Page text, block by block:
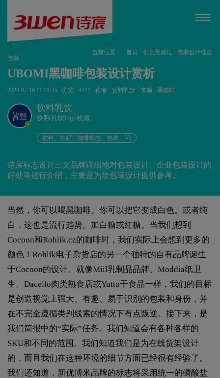
当前位置： 首页 创意灵感汇
包装设计理念
包装
UBOMI黑咖啡包装设计赏析
2023-07-19 11:31:35 浏览 4512 作者 饮料乳饮 来源 黑咖啡
v
饮料乳饮
饮料乳饮logo收藏
饮料、牛奶、咖啡标志、包装、VI
诗宸标志设计三文品牌详细地对包装设计、企业包装设计的
好处等进行介绍，主要是为给包装设计提供参考。
当然，你可以喝黑咖啡。你可以把它变成白色。或者纯
白，这也是流行趋势。加白糖或红糖。当我们想到
Cocoon和Rohlík.cz的咖啡时，我们实际上会想到更多的
颜色！Rohlík电子杂货店的另一个独特的自有品牌诞生
于Cocoon的设计。就像Miil乳制品品牌、Moddia纸卫
生、Dacello肉类熟食店或Yutto干食品一样，我们的目标
是创造视觉上强大、有趣、易于识别的包装和身份，并
在不完全遵循类别线索的情况下有点叛逆。接下来，是
我们简报中的“实际”任务。我们知道会有各种各样的
SKU和不同的范围。我们知道我们是为在线货架设计
的，而且我们在这种环境的细节方面已经很有经验了。
我们还知道，新优博米品牌的标志将采用统一的磷酸盐